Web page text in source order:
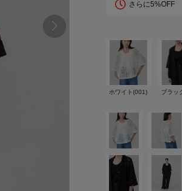
さらに5%OFF
ホワイト(001) ブラッ